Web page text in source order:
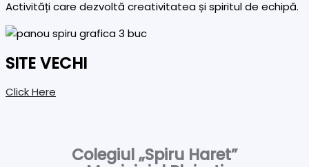
Activități care dezvoltă creativitatea și spiritul de echipă.
SITE VECHI
Click Here
Colegiul „Spiru Haret”